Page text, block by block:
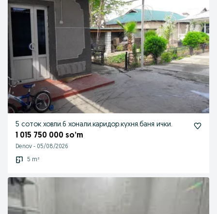
5 соток ховли.6 хонали.каридор.кухня.баня ички.
1 015 750 000 so’m
Denov - 05/08/2026
5 m²